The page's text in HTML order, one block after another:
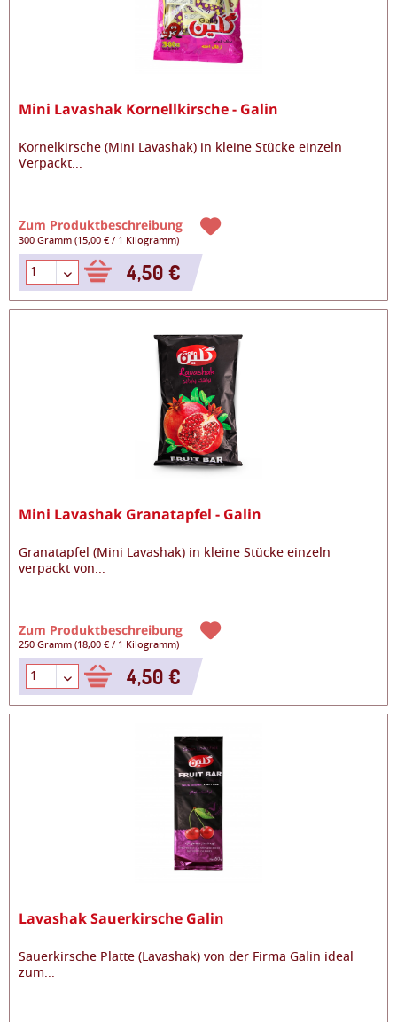
Mini Lavashak Kornellkirsche - Galin
Kornelkirsche (Mini Lavashak) in kleine Stücke einzeln
Verpackt...
Zum Produktbeschreibung
300 Gramm(15,00 € / 1 Kilogramm)
4,50 €
Mini Lavashak Granatapfel - Galin
Granatapfel (Mini Lavashak) in kleine Stücke einzeln
verpackt von
Zum Produktbeschreibung
250 Gramm(18,00 € / 1 Kilogramm)
4,50 €
Lavashak Sauerkirsche Galin
Sauerkirsche Platte (Lavashak) von der Firma Galin ideal
zum...